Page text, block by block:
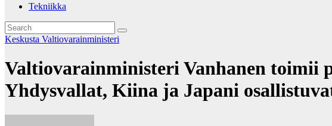
Tekniikka
Keskusta Valtiovarainministeri
Valtiovarainministeri Vanhanen toimii
Yhdysvallat, Kiina ja Japani